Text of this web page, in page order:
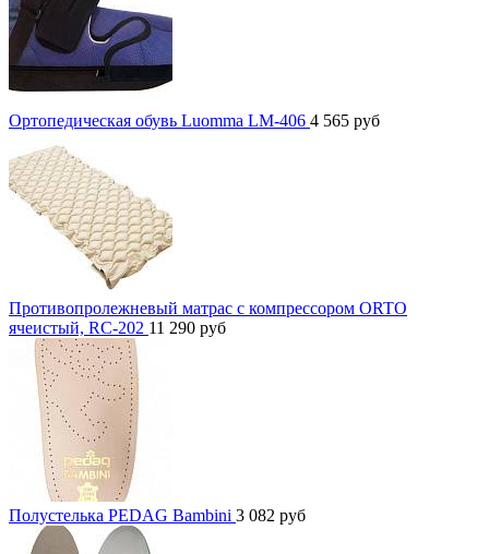
Ортопедическая обувь Luomma LM-406 4 565 руб
Противопролежневый матрас с компрессором ORTO
ячеистый, RC-202 11 290 руб
Полустелька PEDAG Bambini 3 082 руб